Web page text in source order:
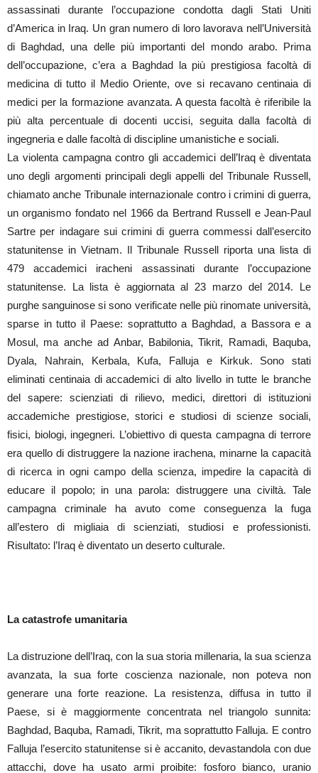
assassinati durante l’occupazione condotta dagli Stati Uniti
d’America in Iraq. Un gran numero di loro lavorava nell’Università
di Baghdad, una delle più importanti del mondo arabo. Prima
dell’occupazione, c’era a Baghdad la più prestigiosa facoltà di
medicina di tutto il Medio Oriente, ove si recavano centinaia di
medici per la formazione avanzata. A questa facoltà è riferibile la
più alta percentuale di docenti uccisi, seguita dalla facoltà di
ingegneria e dalle facoltà di discipline umanistiche e sociali.
La violenta campagna contro gli accademici dell’Iraq è diventata
uno degli argomenti principali degli appelli del Tribunale Russell,
chiamato anche Tribunale internazionale contro i crimini di guerra,
un organismo fondato nel 1966 da Bertrand Russell e Jean-Paul
Sartre per indagare sui crimini di guerra commessi dall’esercito
statunitense in Vietnam. Il Tribunale Russell riporta una lista di
479 accademici iracheni assassinati durante l’occupazione
statunitense. La lista è aggiornata al 23 marzo del 2014. Le
purghe sanguinose si sono verificate nelle più rinomate università,
sparse in tutto il Paese: soprattutto a Baghdad, a Bassora e a
Mosul, ma anche ad Anbar, Babilonia, Tikrit, Ramadi, Baquba,
Dyala, Nahrain, Kerbala, Kufa, Falluja e Kirkuk. Sono stati
eliminati centinaia di accademici di alto livello in tutte le branche
del sapere: scienziati di rilievo, medici, direttori di istituzioni
accademiche prestigiose, storici e studiosi di scienze sociali,
fisici, biologi, ingegneri. L’obiettivo di questa campagna di terrore
era quello di distruggere la nazione irachena, minarne la capacità
di ricerca in ogni campo della scienza, impedire la capacità di
educare il popolo; in una parola: distruggere una civiltà. Tale
campagna criminale ha avuto come conseguenza la fuga
all’estero di migliaia di scienziati, studiosi e professionisti.
Risultato: l’Iraq è diventato un deserto culturale.
La catastrofe umanitaria
La distruzione dell’Iraq, con la sua storia millenaria, la sua scienza
avanzata, la sua forte coscienza nazionale, non poteva non
generare una forte reazione. La resistenza, diffusa in tutto il
Paese, si è maggiormente concentrata nel triangolo sunnita:
Baghdad, Baquba, Ramadi, Tikrit, ma soprattutto Falluja. E contro
Falluja l’esercito statunitense si è accanito, devastandola con due
attacchi, dove ha usato armi proibite: fosforo bianco, uranio